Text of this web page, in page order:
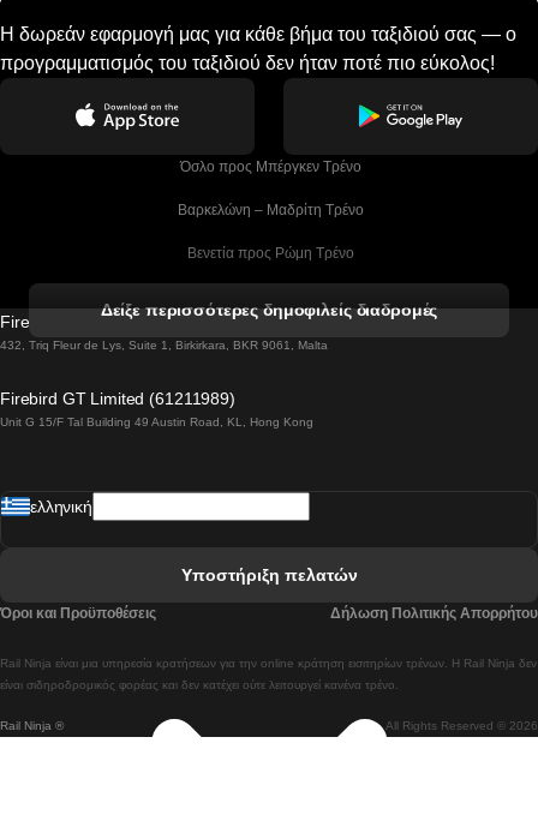
Η δωρεάν εφαρμογή μας για κάθε βήμα του ταξιδιού σας — ο
προγραμματισμός του ταξιδιού δεν ήταν ποτέ πιο εύκολος!
Όσλο προς Μπέργκεν Tρένο
Βαρκελώνη – Μαδρίτη Tρένο
Βενετία προς Ρώμη Τρένο
Βιέννη προς Σάλτσμπουργκ Τρένα
Βουδαπέστη προς Πράγα Tρένο
Λισαβόνα προς Λάγος Tρένο
Λισαβόνα προς Μαδρίτη Τρένα
Δείξε περισσότερες δημοφιλείς διαδρομές
Firebird GT Limited (OC 1451)
432, Triq Fleur de Lys, Suite 1, Birkirkara, BKR 9061, Malta
Firebird GT Limited (61211989)
Unit G 15/F Tal Building 49 Austin Road, KL, Hong Kong
Rail Ninja ® All Rights Reserved © 2026
Rail Ninja είναι μια υπηρεσία κρατήσεων για την online κράτηση εισιτηρίων τρένων. Η Rail Ninja δεν
είναι σιδηροδρομικός φορέας και δεν κατέχει ούτε λειτουργεί κανένα τρένο.
ελληνική
Υποστήριξη πελατών
Όροι και Προϋποθέσεις Δήλωση Πολιτικής Απορρήτου